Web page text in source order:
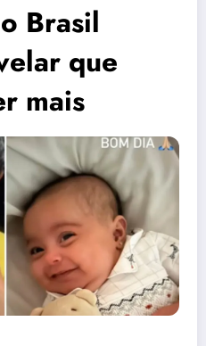
Brasil
que
mais